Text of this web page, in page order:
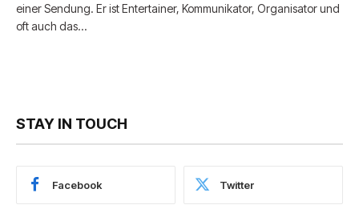
einer Sendung. Er ist Entertainer, Kommunikator, Organisator und
oft auch das…
STAY IN TOUCH
Facebook Twitter